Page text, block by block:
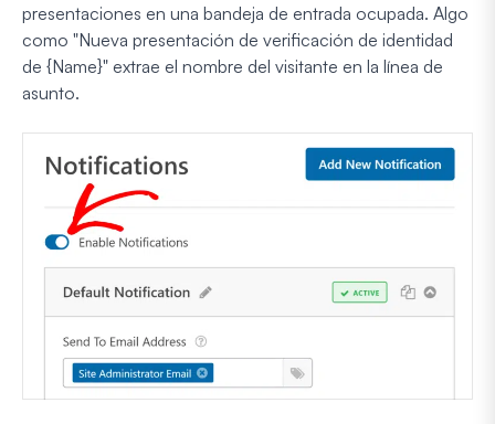
presentaciones en una bandeja de entrada ocupada. Algo
como "Nueva presentación de verificación de identidad
de {Name}" extrae el nombre del visitante en la línea de
asunto.